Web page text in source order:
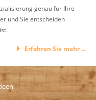
genau für Ihre
und Sie entscheiden
Erfahren Sie mehr ...